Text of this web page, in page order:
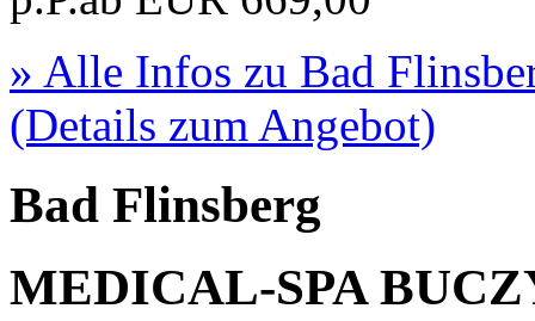
» Alle Infos zu Bad
(Details zum Angebot)
Bad Flinsberg
MEDICAL-SPA